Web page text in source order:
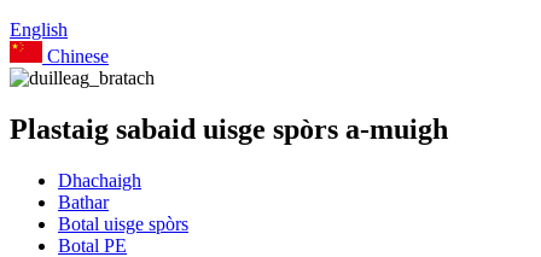
English
Chinese
Plastaig sabaid uisge spòrs a-muigh
Dhachaigh
Bathar
Botal uisge spòrs
Botal PE